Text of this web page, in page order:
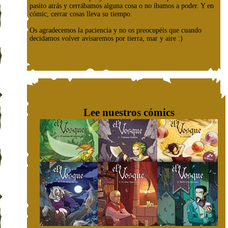
pasito atrás y cerrábamos alguna cosa o no íbamos a poder. Y en
cómic, cerrar cosas lleva su tiempo.
Os agradecemos la paciencia y no os preocupéis que cuando
decidamos volver avisaremos por tierra, mar y aire :)
Lee nuestros cómics